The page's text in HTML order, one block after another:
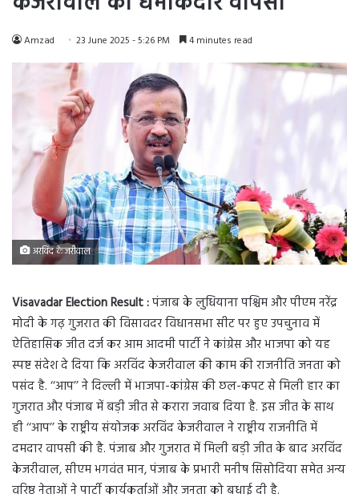
Amzad 23 June 2025 - 5:26 PM 4 minutes read
अरविंद केजरीवाल
Visavadar Election Result :पंजाब के लुधियाना पश्चिम और पीएम नरेंद्र
मोदी के गढ़ गुजरात की विसावदर विधानसभा सीट पर हुए उपचुनाव में
ऐतिहासिक जीत दर्ज कर आम आदमी पार्टी ने कांग्रेस और भाजपा को यह
स्पष्ट संदेश दे दिया कि अरविंद केजरीवाल की काम की राजनीति जनता को
पसंद है. ‘‘आप’’ ने दिल्ली में भाजपा-कांग्रेस की छल-कपट से मिली हार का
गुजरात और पंजाब में बड़ी जीत से करारा जवाब दिया है. इस जीत के साथ
ही ‘‘आप’’ के राष्ट्रीय संयोजक अरविंद केजरीवाल ने राष्ट्रीय राजनीति में
दमदार वापसी की है. पंजाब और गुजरात में मिली बड़ी जीत के बाद अरविंद
केजरीवाल, सीएम भगवंत मान, पंजाब के प्रभारी मनीष सिसोदिया समेत अन्य
वरिष्ठ नेताओं ने पार्टी कार्यकर्ताओं और जनता को बधाई दी है.